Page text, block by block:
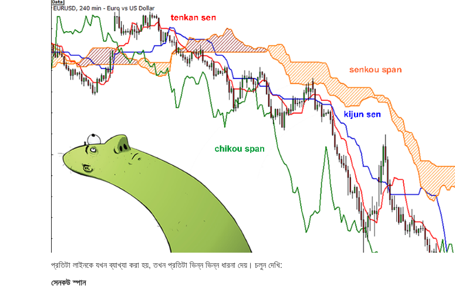
প্রতিটা লাইনকে যখন ব্যাখ্যা করা হয়, তখন প্রতিটা ভিন্ন ভিন্ন ধারনা দেয়। চলুন দেখি:
সেনকউ স্পান